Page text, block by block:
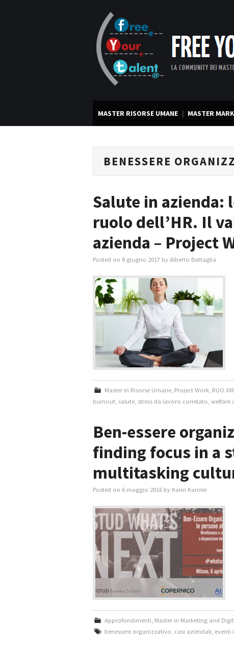
MASTER RISORSE UMANE MASTER
BENESSERE
Salute in azienda:
ruolo dell’HR. Il
azienda – Project
Posted on 8 giugno 2017 by Alberto Battaglia
Master in Risorse Umane, Project Work, RUO XXII
burnout, salute, stress da lavoro correlato, welfare
Ben-essere
finding focus in a
multitasking
Posted on 6 maggio 2016 by Karin Kamler
Approfondimenti, Master in Marketing and
benessere organizzativo, casi aziendali, eventi